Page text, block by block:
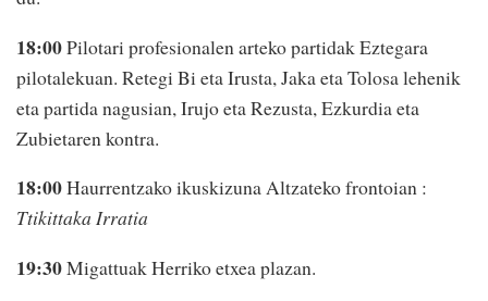
18:00Pilotari profesionalen arteko partidak Eztegara
pilotalekuan. Retegi Bi eta Irusta, Jaka eta Tolosa lehenik
eta partida nagusian, Irujo eta Rezusta, Ezkurdia eta
Zubietaren kontra.
18:00Haurrentzako ikuskizuna Altzateko frontoian :
Ttikittaka Irratia
19:30Migattuak Herriko etxea plazan.